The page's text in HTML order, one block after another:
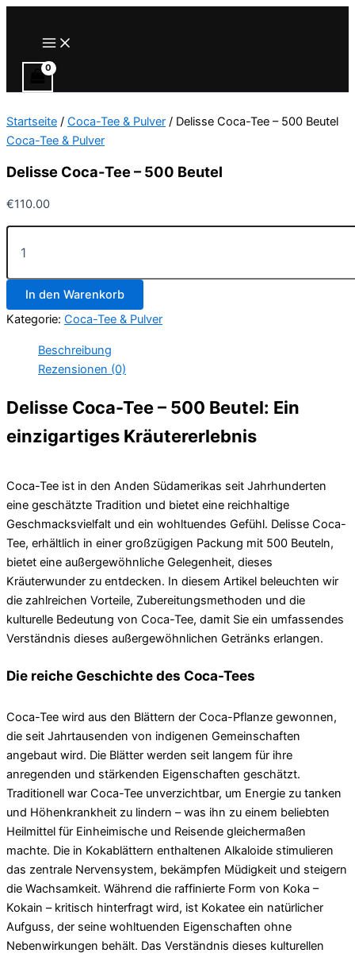
Main
Menu
Startseite / Coca-Tee & Pulver / Delisse Coca-Tee – 500 Beutel
Coca-Tee & Pulver
Delisse Coca-Tee – 500 Beutel
€110.00
Delisse
Coca-
–
500
Beutel
Menge
In den Warenkorb
Kategorie: Coca-Tee & Pulver
Beschreibung
Rezensionen (0)
Delisse Coca-Tee – 500 Beutel: Ein
einzigartiges Kräutererlebnis
Coca-Tee ist in den Anden Südamerikas seit Jahrhunderten
eine geschätzte Tradition und bietet eine reichhaltige
Geschmacksvielfalt und ein wohltuendes Gefühl. Delisse Coca-
Tee, erhältlich in einer großzügigen Packung mit 500 Beuteln,
bietet eine außergewöhnliche Gelegenheit, dieses
Kräuterwunder zu entdecken. In diesem Artikel beleuchten wir
die zahlreichen Vorteile, Zubereitungsmethoden und die
kulturelle Bedeutung von Coca-Tee, damit Sie ein umfassendes
Verständnis dieses außergewöhnlichen Getränks erlangen.
Die reiche Geschichte des Coca-Tees
Coca-Tee wird aus den Blättern der Coca-Pflanze gewonnen,
die seit Jahrtausenden von indigenen Gemeinschaften
angebaut wird. Die Blätter werden seit langem für ihre
anregenden und stärkenden Eigenschaften geschätzt.
Traditionell war Coca-Tee unverzichtbar, um Energie zu tanken
und Höhenkrankheit zu lindern – was ihn zu einem beliebten
Heilmittel für Einheimische und Reisende gleichermaßen
machte. Die in Kokablättern enthaltenen Alkaloide stimulieren
das zentrale Nervensystem, bekämpfen Müdigkeit und steigern
die Wachsamkeit. Während die raffinierte Form von Koka –
Kokain – kritisch hinterfragt wird, ist Kokatee ein natürlicher
Aufguss, der seine wohltuenden Eigenschaften ohne
Nebenwirkungen behält. Das Verständnis dieses kulturellen